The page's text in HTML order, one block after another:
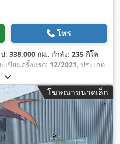
โทร
: 338,000 กม., กำลัง: 235 กิโล
เบียนครั้งแรก: 12/2021, ประเภท
49, ประเภทเกียร์:
กเปล่า:17,680 กก., น้ำหนัก
นักรวม:29,000 กก., อัตราสิ้น
ลิตร/100 กม.
, ระดับชั้นการปล่อย
ง:อากาศ, ขนาดยาง:
275/70
มม , ความสูงยก: 3,000 มม,
อส
โฆษณาขนาดเล็ก